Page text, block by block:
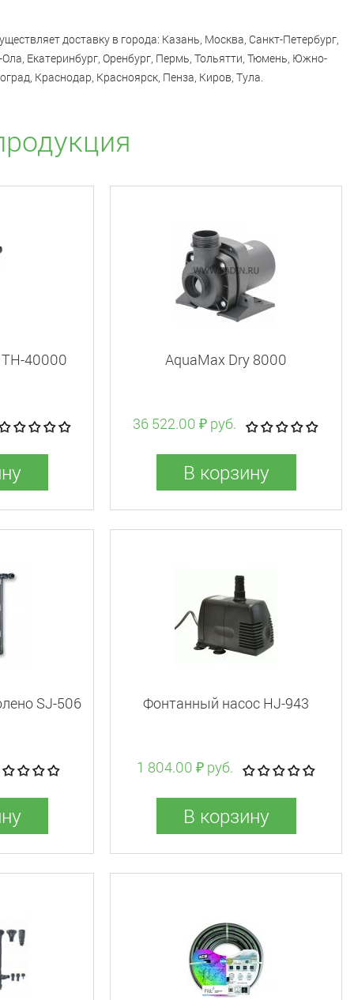
доставку в города: Казань, Москва, Санкт-Петербург,
Екатеринбург, Оренбург, Пермь, Тольятти, Тюмень, Южно-
Краснодар, Красноярск, Пенза, Киров, Тула.
40000 AquaMax Dry 8000
36 522.00 ₽ руб.
В корзину
SJ-506 Фонтанный насос HJ-943
1 804.00 ₽ руб.
В корзину